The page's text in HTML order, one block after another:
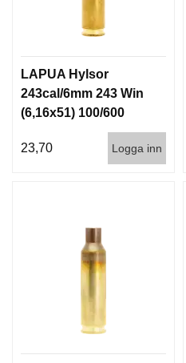
LAPUA Hylsor
243cal/6mm 243 Win
(6,16x51) 100/600
23,70 Logga inn
S
T
O
L
R